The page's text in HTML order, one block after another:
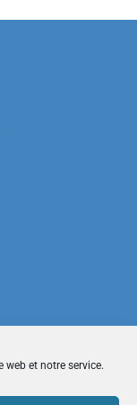
et notre service.